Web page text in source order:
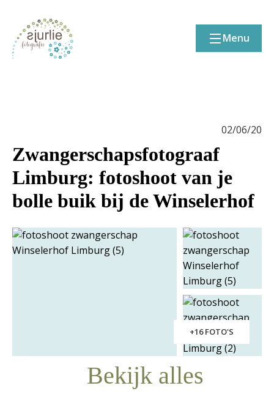
Menu
02/06/20
Zwangerschapsfotograaf
Limburg: fotoshoot van je
bolle buik bij de Winselerhof
+16 FOTO'S
Bekijk alles